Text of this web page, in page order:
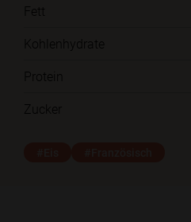
Fett
Kohlenhydrate
Protein
Zucker